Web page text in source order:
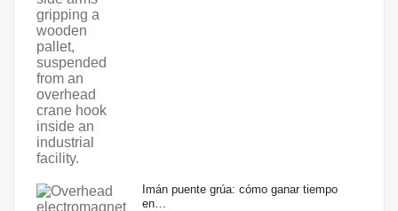
Imán puente grúa: cómo ganar tiempo
en…